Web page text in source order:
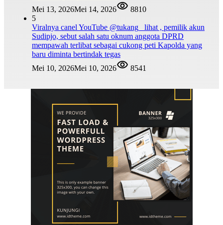
Mei 13, 2026Mei 14, 2026
8810
5
Viralnya canel YouTube @tukang_ lihat , pemilik akun
Sudipjo, sebut salah satu oknum anggota DPRD
mempawah terlibat sebagai cukong peti Kapolda yang
baru diminta bertindak tegas
Mei 10, 2026Mei 10, 2026 8541